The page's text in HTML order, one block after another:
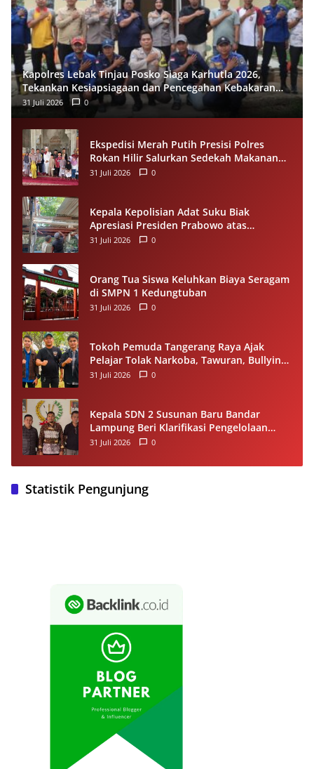
Kapolres Lebak Tinjau Posko Siaga Karhutla 2026,
Tekankan Kesiapsiagaan dan Pencegahan Kebakaran
Hutan
31 Juli 2026 0
Ekspedisi Merah Putih Presisi Polres
Rokan Hilir Salurkan Sedekah Makanan
untuk Anak Yatim di Panipahan
31 Juli 2026 0
Kepala Kepolisian Adat Suku Biak
Apresiasi Presiden Prabowo atas
Renovasi Rumah Singgah Pasar Boswesen
31 Juli 2026 0
Orang Tua Siswa Keluhkan Biaya Seragam
di SMPN 1 Kedungtuban
31 Juli 2026 0
Tokoh Pemuda Tangerang Raya Ajak
Pelajar Tolak Narkoba, Tawuran, Bullying
dan Miras
31 Juli 2026 0
Kepala SDN 2 Susunan Baru Bandar
Lampung Beri Klarifikasi Pengelolaan
Dana BOS, Tegaskan Sesuai Juknis
31 Juli 2026 0
Statistik Pengunjung